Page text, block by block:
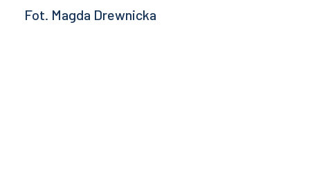
Fot. Magda Drewnicka